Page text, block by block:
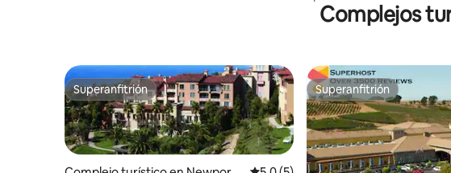
hidromasaje en suite
Complejos
Superanfitrión
Superanfitrión Superanfitrión
Superanfitrión